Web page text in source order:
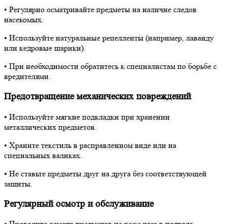
• Регулярно осматривайте предметы на наличие следов
насекомых.
• Используйте натуральные репелленты (например, лаванду
или кедровые шарики).
• При необходимости обратитесь к специалистам по борьбе с
вредителями.
Предотвращение механических повреждений
• Используйте мягкие подкладки при хранении
металлических предметов.
• Храните текстиль в расправленном виде или на
специальных валиках.
• Не ставьте предметы друг на друга без соответствующей
защиты.
Регулярный осмотр и обслуживание